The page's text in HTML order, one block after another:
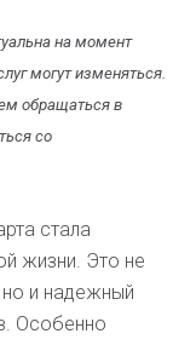
на момент
могут изменяться.
обращаться в
со
стала
жизни. Это не
и надежный
Особенно